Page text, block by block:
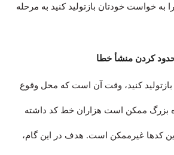
به خواست خودتان بازتولید کنید به مرحله
کردن منشأ خطا
بازتولید کنید، وقت آن است که محل وقوع
بزرگ ممکن است هزاران خط کد داشته
کدها غیرممکن است. هدف در این گام،